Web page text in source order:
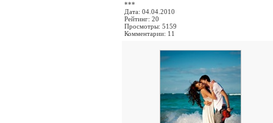
***
Дата: 04.04.2010
Рейтинг: 20
Просмотры: 5159
Комментарии: 11